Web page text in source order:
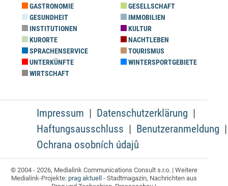
GASTRONOMIE
GESELLSCHAFT
GESUNDHEIT
IMMOBILIEN
INSTITUTIONEN
KULTUR
KURORTE
NACHTLEBEN
SPRACHENSERVICE
TOURISMUS
UNTERKÜNFTE
WINTERSPORTGEBIETE
WIRTSCHAFT
Impressum
Datenschutzerklärung
Haftungsausschluss
Benutzeranmeldung
Ochrana osobních údajů
© 2004 - 2026, Medialink Communications Consult s.r.o. | Weitere
Medialink-Projekte: prag aktuell- Stadtmagazin, Nachrichten aus